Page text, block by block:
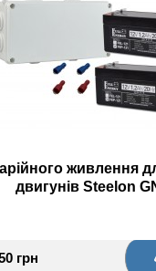
живлення
двигунів Steelon
грн